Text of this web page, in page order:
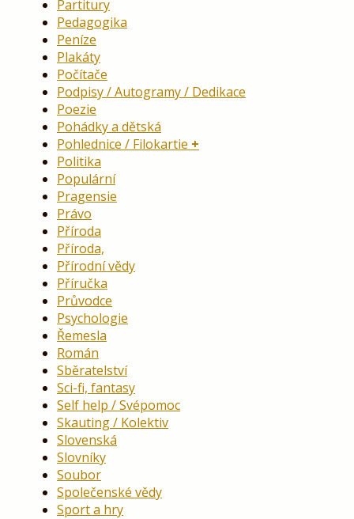
Partitury
Pedagogika
Peníze
Plakáty
Počítače
Podpisy / Autogramy / Dedikace
Poezie
Pohádky a dětská
Pohlednice / Filokartie
Politika
Populární
Pragensie
Právo
Příroda
Příroda,
Přírodní vědy
Příručka
Průvodce
Psychologie
Řemesla
Román
Sběratelství
Sci-fi, fantasy
Self help / Svépomoc
Skauting / Kolektiv
Slovenská
Slovníky
Soubor
Společenské vědy
Sport a hry